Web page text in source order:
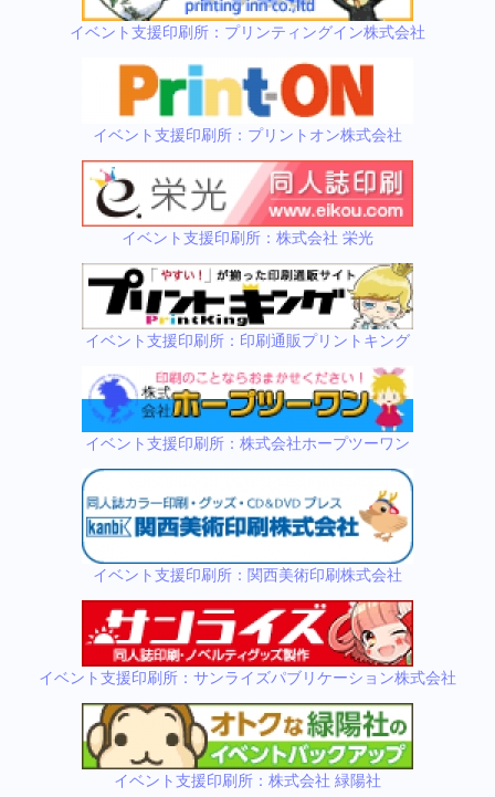
イベント支援印刷所：プリンティングイン株式会社
イベント支援印刷所：プリントオン株式会社
イベント支援印刷所：株式会社 栄光
イベント支援印刷所：印刷通販プリントキング
イベント支援印刷所：株式会社ホープツーワン
イベント支援印刷所：関西美術印刷株式会社
イベント支援印刷所：サンライズパブリケーション株式会社
イベント支援印刷所：株式会社 緑陽社